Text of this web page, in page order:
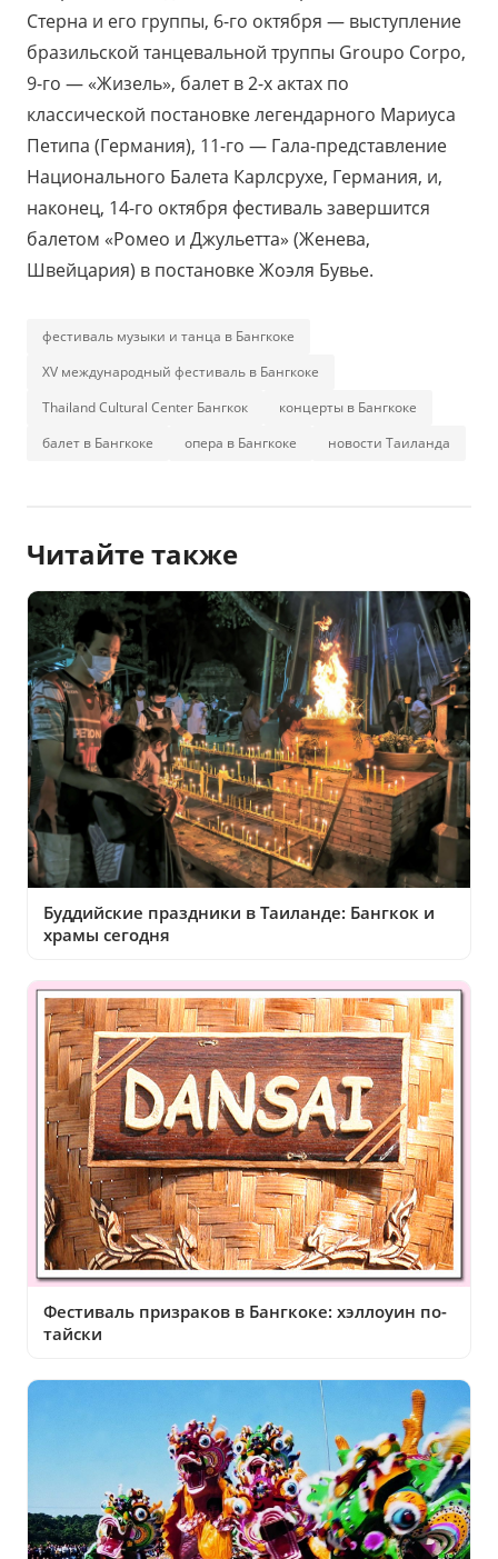
Стерна и его группы, 6-го октября — выступление
бразильской танцевальной труппы Groupo Corpo,
9-го — «Жизель», балет в 2-х актах по
классической постановке легендарного Мариуса
Петипа (Германия), 11-го — Гала-представление
Национального Балета Карлсрухе, Германия, и,
наконец, 14-го октября фестиваль завершится
балетом «Ромео и Джульетта» (Женева,
Швейцария) в постановке Жоэля Бувье.
фестиваль музыки и танца в Бангкоке
XV международный фестиваль в Бангкоке
Thailand Cultural Center Бангкок
концерты в Бангкоке
балет в Бангкоке
опера в Бангкоке новости Таиланда
Читайте также
Буддийские праздники в Таиланде: Бангкок и
храмы сегодня
Фестиваль призраков в Бангкоке: хэллоуин по-
тайски